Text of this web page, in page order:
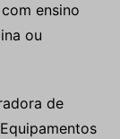
ensino
ou
de